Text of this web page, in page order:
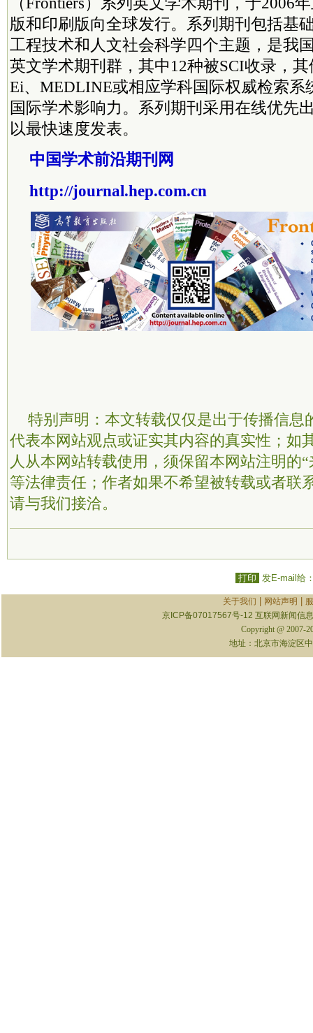
版和印刷版向全球发行。系列期刊包括基
工程技术和人文社会科学四个主题，是我
英文学术期刊群，其中12种被SCI收录，
Ei、MEDLINE或相应学科国际权威检索系
国际学术影响力。系列期刊采用在线优先
以最快速度发表。
中国学术前沿期刊网
http://journal.hep.com.cn
特别声明：本文转载仅仅是出于传播信息
代表本网站观点或证实其内容的真实性；如
人从本网站转载使用，须保留本网站注明的
等法律责任；作者如果不希望被转载或者联
请与我们接洽。
打印 发E-mail给
关于我们 网站声明
京ICP备07017567号-12 互联网新闻信
Copyright @ 2007-
地址：北京市海淀区